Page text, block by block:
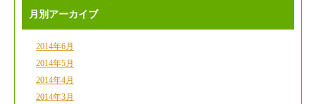
月別アーカイブ
2014年6月
2014年5月
2014年4月
2014年3月